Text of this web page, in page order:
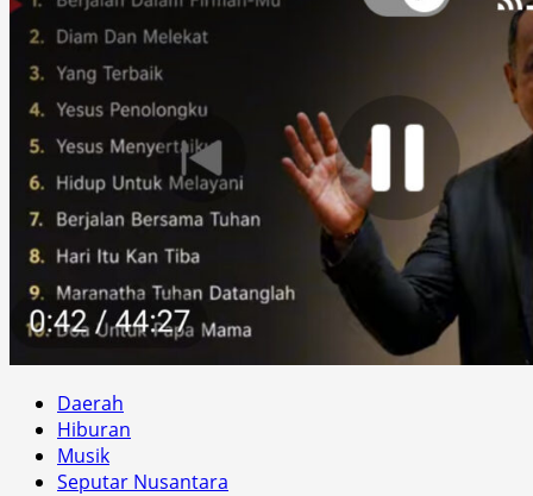
Daerah
Hiburan
Musik
Seputar Nusantara